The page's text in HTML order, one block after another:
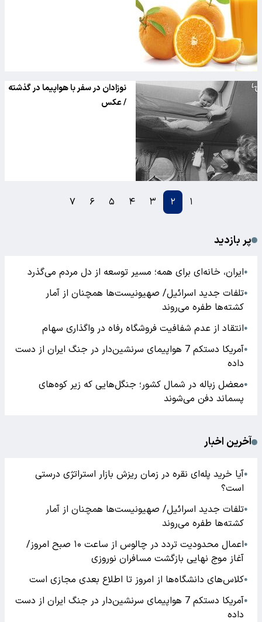
نوزادان در سفر با هواپیما در گذشته
/ عکس
۱ ۲ ۳ ۴ ۵ ۶ ۷
پر بازدید
●ایران، خانه‌ای برای همه؛ مسیر توسعه از دل مردم می‌گذرد
●تلفات جدید اسرائیل/ صهیونیست‌ها همچنان از آمار
کشته‌ها طفره می‌روند
●انتقاد از عدم شفافیت فروشگاه رفاه در واگذاری سهام
●
آمریکا دستکم 7 هواپیمای سرنشین‌دار در جنگ ایران از دست
داده
●معضل زباله در شمال کشور؛ جنگل‌هایی که زیر کوه‌های
پسماند دفن می‌شوند
آخرین اخبار
●آیا خرید پله‌ای نقره در زمان ریزش بازار استراتژی درستی
است؟
●تلفات جدید اسرائیل/ صهیونیست‌ها همچنان از آمار
کشته‌ها طفره می‌روند
●
اعمال محدودیت تردد در چالوس از ساعت ۱۰ صبح امروز/
آغاز موج نهایی بازگشت مسافران نوروزی
●کلاس‌های دانشگاه‌ها از امروز تا اطلاع بعدی مجازی است
●
آمریکا دستکم 7 هواپیمای سرنشین‌دار در جنگ ایران از دست
داده